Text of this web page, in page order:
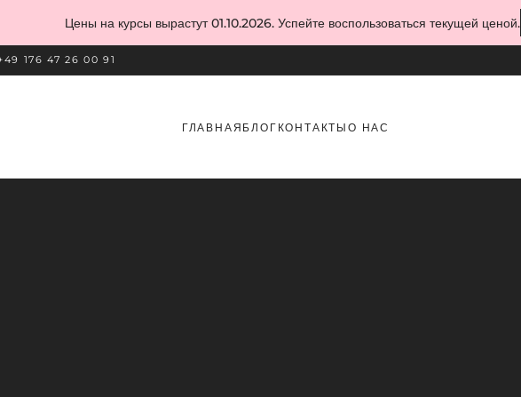
176 47 26 00 91
ГЛАВНАЯ БЛОГ КОНТАКТЫО НАС
Цены на курсы вырастут 01.10.2026. Успейте воспользоваться текущей ценой.